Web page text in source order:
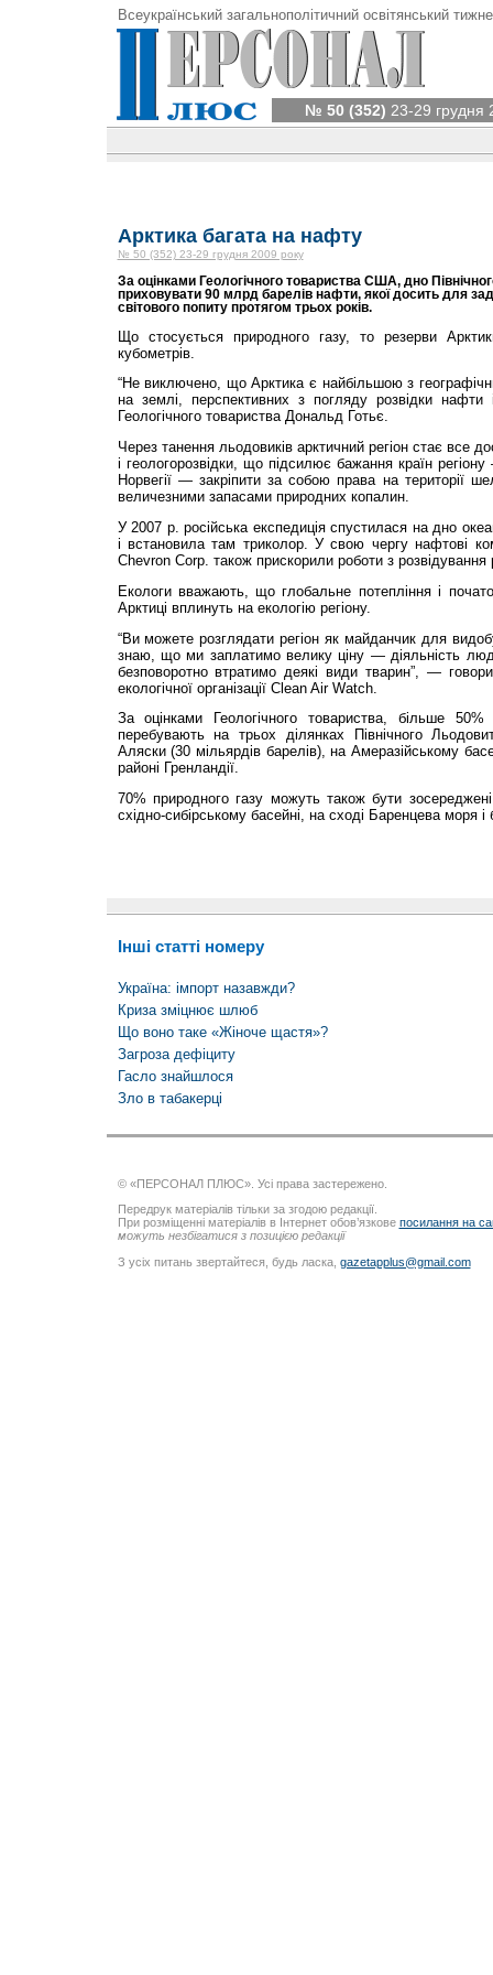
Всеукраїнський загальнополітичний освітянський
№ 50 (352) 23-29 грудня
Арктика багата на нафту
№ 50 (352) 23-29 грудня 2009 року
За оцінками Геологічного товариства США, дно
приховувати 90 млрд барелів нафти, якої досить для
світового попиту протягом трьох років.
Що стосується природного газу, то резерви
кубометрів.
“Не виключено, що Арктика є найбільшою з
на землі, перспективних з погляду розвідки
Геологічного товариства Дональд Готьє.
Через танення льодовиків арктичний регіон стає все
і геологорозвідки, що підсилює бажання країн
Норвегії — закріпити за собою права на території
величезними запасами природних копалин.
У 2007 р. російська експедиція спустилася на дно
і встановила там триколор. У свою чергу нафтові
Chevron Corp. також прискорили роботи з розвідування
Екологи вважають, що глобальне потепління і
Арктиці вплинуть на екологію регіону.
“Ви можете розглядати регіон як майданчик для
знаю, що ми заплатимо велику ціну — діяльність
безповоротно втратимо деякі види тварин”, —
екологічної організації Clean Air Watch.
За оцінками Геологічного товариства, більше 50%
перебувають на трьох ділянках Північного
Аляски (30 мільярдів барелів), на Амеразійському
районі Гренландії.
70% природного газу можуть також бути
східно-сибірському басейні, на сході Баренцева моря і
Інші статті номеру
Україна: імпорт назавжди?
Криза зміцнює шлюб
Що воно таке «Жіноче щастя»?
Загроза дефіциту
Гасло знайшлося
Зло в табакерці
© «ПЕРСОНАЛ ПЛЮС». Усі права застережено.
Передрук матеріалів тільки за згодою редакції.
При розміщенні матеріалів в Інтернет обов’язкове посилання на
можуть незбігатися з позицією редакції
З усіх питань звертайтеся, будь ласка, gazetapplus@gmail.com